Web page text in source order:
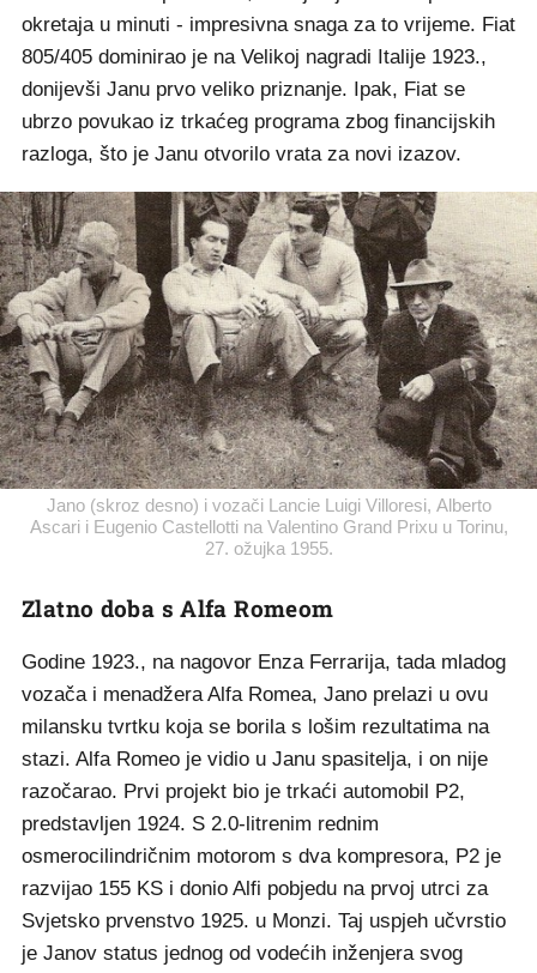
okretaja u minuti - impresivna snaga za to vrijeme. Fiat
805/405 dominirao je na Velikoj nagradi Italije 1923.,
donijevši Janu prvo veliko priznanje. Ipak, Fiat se
ubrzo povukao iz trkaćeg programa zbog financijskih
razloga, što je Janu otvorilo vrata za novi izazov.
Jano (skroz desno) i vozači Lancie Luigi Villoresi, Alberto
Ascari i Eugenio Castellotti na Valentino Grand Prixu u Torinu,
27. ožujka 1955.
Zlatno doba s Alfa Romeom
Godine 1923., na nagovor Enza Ferrarija, tada mladog
vozača i menadžera Alfa Romea, Jano prelazi u ovu
milansku tvrtku koja se borila s lošim rezultatima na
stazi. Alfa Romeo je vidio u Janu spasitelja, i on nije
razočarao. Prvi projekt bio je trkaći automobil P2,
predstavljen 1924. S 2.0-litrenim rednim
osmerocilindričnim motorom s dva kompresora, P2 je
razvijao 155 KS i donio Alfi pobjedu na prvoj utrci za
Svjetsko prvenstvo 1925. u Monzi. Taj uspjeh učvrstio
je Janov status jednog od vodećih inženjera svog